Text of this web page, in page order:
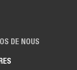
DE NOUS